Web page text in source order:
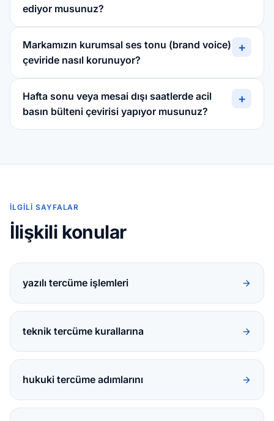
ediyor musunuz?
Markamızın kurumsal ses tonu (brand voice)
çeviride nasıl korunuyor?
+
Hafta sonu veya mesai dışı saatlerde acil
basın bülteni çevirisi yapıyor musunuz?
+
İLGILI SAYFALAR
İlişkili konular
yazılı tercüme işlemleri
teknik tercüme kurallarına
hukuki tercüme adımlarını